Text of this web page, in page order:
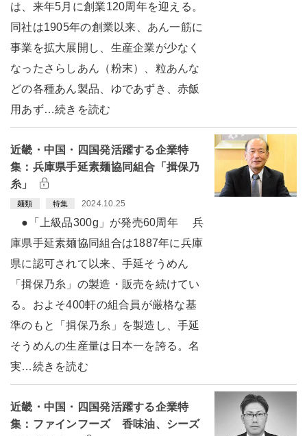
は、来年5月に創業120周年を迎える。
同社は1905年の創業以来、あん一筋に
事業を拡大展開し、生産企業が少なく
なったさらしあん（粉末）、粒あんな
どの各種あん製品、ゆであずき、赤飯
用あず…続きを読む
近畿・中国・四国発活躍する企業特
集：兵庫県手延素麺協同組合「揖保乃
糸」
麺類 特集 2024.10.25
●「上級品300g」が発売60周年 兵
庫県手延素麺協同組合は1887年に兵庫
県に認可されて以来、手延そうめん
「揖保乃糸」の製造・販売を続けてい
る。およそ400軒の組合員が厳格な基
準のもと「揖保乃糸」を製造し、手延
そうめんの生産量は日本一を誇る。名
実…続きを読む
近畿・中国・四国発活躍する企業特
集：ファインフーズ 香味油、シーズ